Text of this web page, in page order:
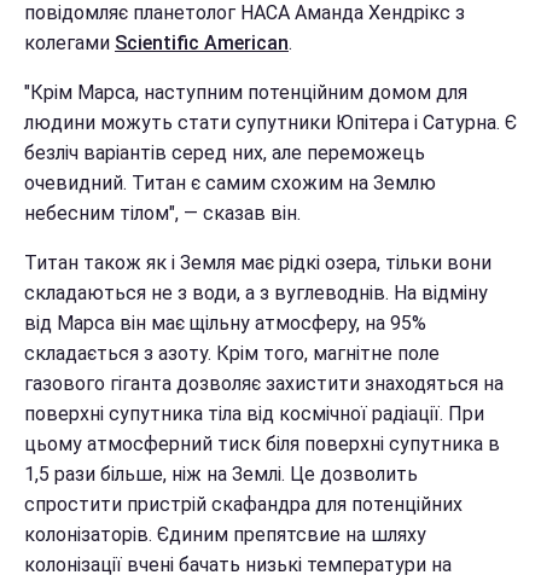
повідомляє планетолог НАСА Аманда Хендрікс з
колегами Scientific American.
"Крім Марса, наступним потенційним домом для
людини можуть стати супутники Юпітера і Сатурна. Є
безліч варіантів серед них, але переможець
очевидний. Титан є самим схожим на Землю
небесним тілом", — сказав він.
Титан також як і Земля має рідкі озера, тільки вони
складаються не з води, а з вуглеводнів. На відміну
від Марса він має щільну атмосферу, на 95%
складається з азоту. Крім того, магнітне поле
газового гіганта дозволяє захистити знаходяться на
поверхні супутника тіла від космічної радіації. При
цьому атмосферний тиск біля поверхні супутника в
1,5 рази більше, ніж на Землі. Це дозволить
спростити пристрій скафандра для потенційних
колонізаторів. Єдиним препятсвие на шляху
колонізації вчені бачать низькі температури на